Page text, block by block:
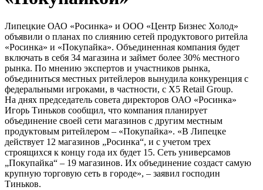
Липецкие ОАО «Росинка» и ООО «Центр Бизнес Холод»
объявили о планах по слиянию сетей продуктового ритейла
«Росинка» и «Покупайка». Объединенная компания будет
включать в себя 34 магазина и займет более 30% местного
рынка. По мнению экспертов и участников рынка,
объединиться местных ритейлеров вынудила конкуренция с
федеральными игроками, в частности, с X5 Retail Group.
На днях председатель совета директоров ОАО «Росинка»
Игорь Тиньков сообщил, что компания планирует
объединение своей сети магазинов с другим местным
продуктовым ритейлером – «Покупайка». «В Липецке
действует 12 магазинов „Росинка“, и с учетом трех
строящихся к концу года их будет 15. Сеть универсамов
„Покупайка“ – 19 магазинов. Их объединение создаст самую
крупную торговую сеть в городе», – заявил господин
Тиньков.